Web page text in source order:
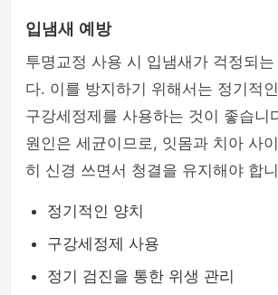
입냄새 예방
투명교정 사용 시 입냄새가 걱정되는
다. 이를 방지하기 위해서는 정기적
구강세정제를 사용하는 것이 좋습니
원인은 세균이므로, 잇몸과 치아 사
히 신경 쓰면서 청결을 유지해야 합
정기적인 양치
구강세정제 사용
정기 검진을 통한 위생 관리